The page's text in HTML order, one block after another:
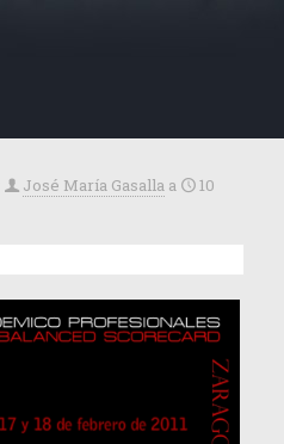
José María Gasalla a
10